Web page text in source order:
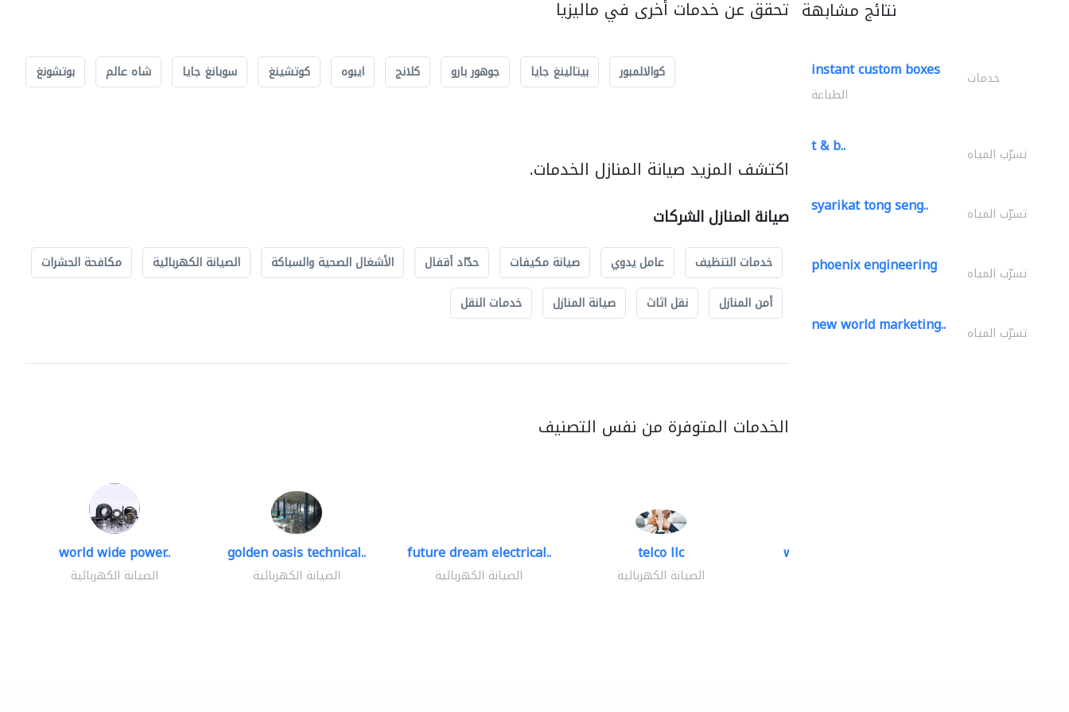
تحقق عن خدمات أخرى في ماليزيا
كوالالمبور بيتالينغ جايا جوهور بارو كلانج ايبوه كوتشينغ سوبانغ جايا شاه عالم بوتشونغ
اكتشف المزيد صيانة المنازل الخدمات.
صيانة المنازل الشركات
خدمات التنظيف عامل يدوي صيانة مكيفات حدّاد أقفال الأشغال الصحية والسباكة الصيانة الكهربائية
مكافحة الحشرات
أمن المنازل
نقل اثاث صيانة المنازل خدمات النقل
الخدمات المتوفرة من نفس التصنيف
world wide power..
الصيانة الكهربائية
golden oasis technical..
الصيانة الكهربائية
future dream electrical..
الصيانة الكهربائية
telco llc
الصيانة الكهربائية
white arch general..
نتائج مشابهة
instant custom boxes خدمات
الطباعة
t & b.. تسرّب المياه
syarikat tong seng.. تسرّب المياه
phoenix engineering تسرّب المياه
new world marketing.. تسرّب المياه